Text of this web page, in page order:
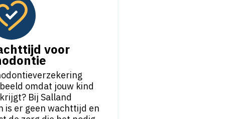
voor
omdat jouw kind
Bij Salland
is er geen wachttijd en